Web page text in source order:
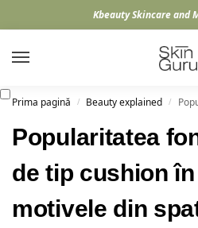
Kbeauty Skincare and
Prima pagină / Beauty explained /
Popularitatea
de tip cushion
motivele din